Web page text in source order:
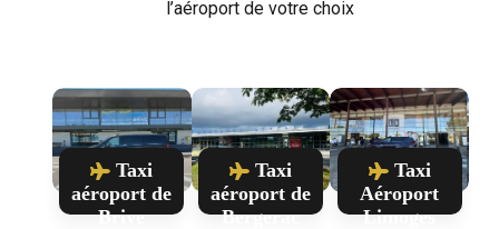
l’aéroport de votre choix
Taxi
aéroport de
Brive
Taxi
aéroport de
Bergerac
Taxi
Aéroport
Limoges